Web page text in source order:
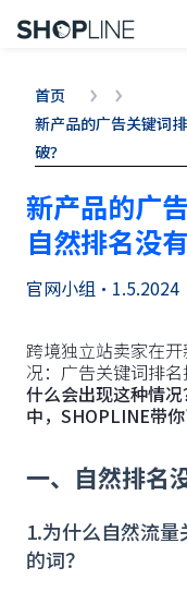
首页
新产品的广告关键词
破？
新产品的广
自然排名没
官网小组 • 1.5.2024
跨境独立站卖家在
况：广告关键词排
什么会出现这种情
中，SHOPLINE带
一、自然排名
1.为什么自然流
的词？